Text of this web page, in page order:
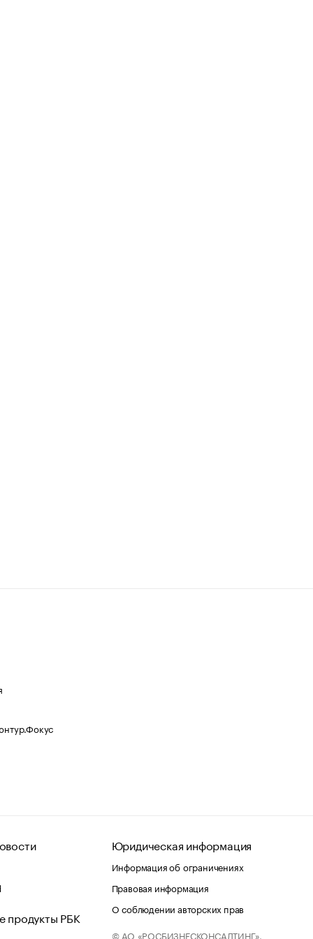
продукты РБК
Юридическая информация
Информация об ограничениях
Правовая информация
О соблюдении авторских прав
© АО «РОСБИЗНЕСКОНСАЛТИНГ»,